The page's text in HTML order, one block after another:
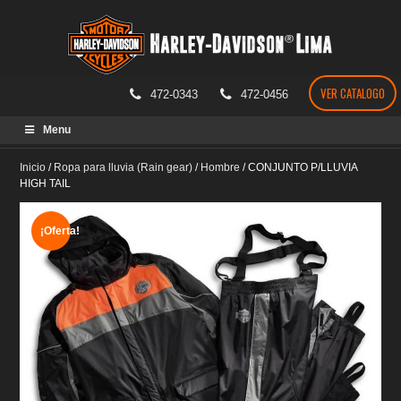
472-0343 472-0456 VER CATALOGO
Menu
Inicio / Ropa para lluvia (Rain gear) / Hombre /CONJUNTO P/LLUVIA
HIGH TAIL
¡Oferta!